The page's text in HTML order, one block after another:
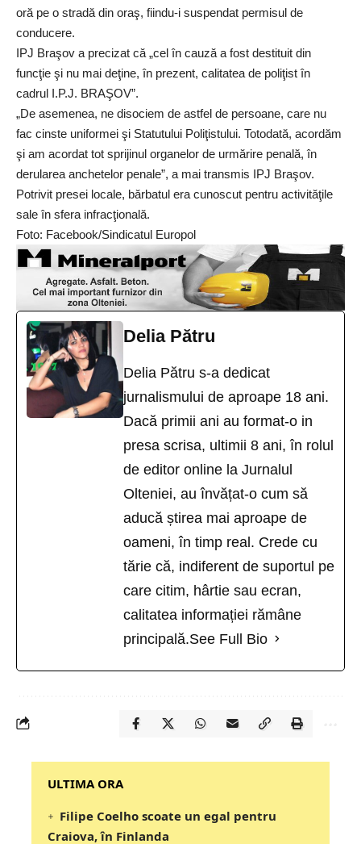
oră pe o stradă din oraş, fiindu-i suspendat permisul de
conducere.
IPJ Braşov a precizat că „cel în cauză a fost destituit din
funcţie şi nu mai deţine, în prezent, calitatea de poliţist în
cadrul I.P.J. BRAŞOV”.
„De asemenea, ne disociem de astfel de persoane, care nu
fac cinste uniformei şi Statutului Poliţistului. Totodată, acordăm
şi am acordat tot sprijinul organelor de urmărire penală, în
derularea anchetelor penale”, a mai transmis IPJ Braşov.
Potrivit presei locale, bărbatul era cunoscut pentru activităţile
sale în sfera infracţională.
Foto: Facebook/Sindicatul Europol
Delia Pătru
Delia Pătru s-a dedicat
jurnalismului de aproape 18 ani.
Dacă primii ani au format-o in
presa scrisa, ultimii 8 ani, în rolul
de editor online la Jurnalul
Olteniei, au învățat-o cum să
aducă știrea mai aproape de
oameni, în timp real. Crede cu
tărie că, indiferent de suportul pe
care citim, hârtie sau ecran,
calitatea informației rămâne
principală.See Full Bio
‎‎‎‎‎‎‎ULTIMA ORA
Filipe Coelho scoate un egal pentru
Craiova, în Finlanda